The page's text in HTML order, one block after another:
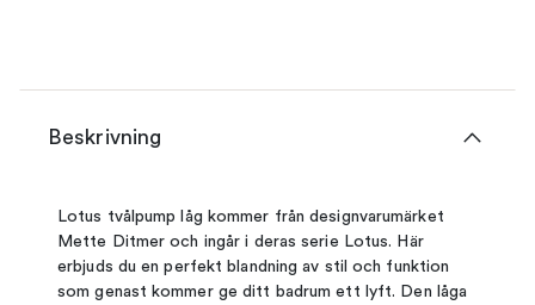
Beskrivning
Lotus tvålpump låg kommer från designvarumärket
Mette Ditmer och ingår i deras serie Lotus. Här
erbjuds du en perfekt blandning av stil och funktion
som genast kommer ge ditt badrum ett lyft. Den låga